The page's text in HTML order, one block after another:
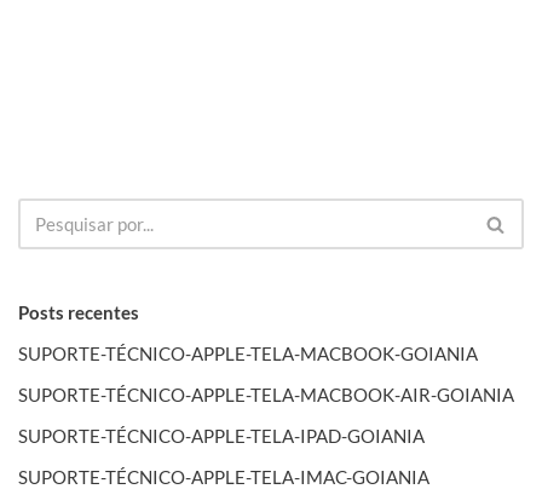
Posts recentes
SUPORTE-TÉCNICO-APPLE-TELA-MACBOOK-GOIANIA
SUPORTE-TÉCNICO-APPLE-TELA-MACBOOK-AIR-GOIANIA
SUPORTE-TÉCNICO-APPLE-TELA-IPAD-GOIANIA
SUPORTE-TÉCNICO-APPLE-TELA-IMAC-GOIANIA